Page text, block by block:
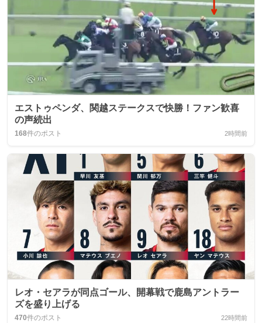
エストゥペンダ、関越ステークスで快勝！ファン歓喜
の声続出
168件のポスト 2時間前
レオ・セアラが同点ゴール、開幕戦で鹿島アントラー
ズを盛り上げる
470件のポスト 22時間前